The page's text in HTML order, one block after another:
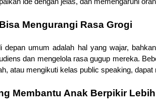
ide dengan jelas, dan memengaruhi
Mengurangi Rasa Grogi
depan umum adalah hal yang wajar,
dan mengelola rasa gugup mereka.
atau mengikuti kelas public speaking,
Membantu Anak Berpikir